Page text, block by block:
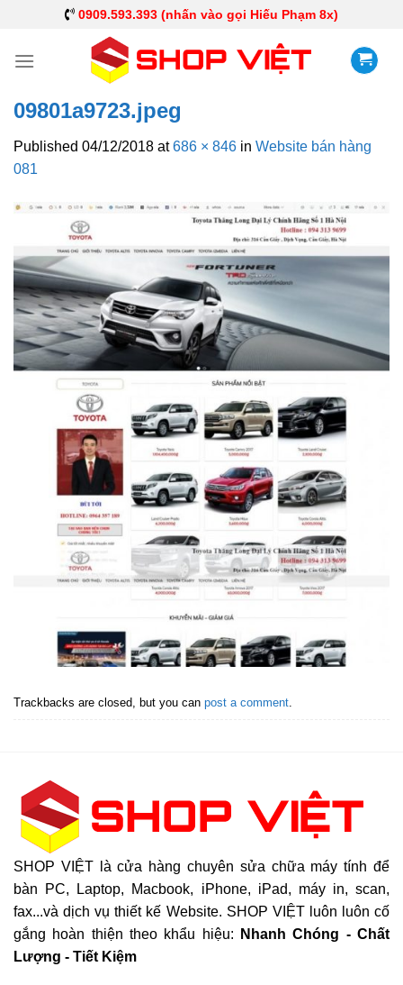
0909.593.393 (nhấn vào gọi Hiếu Phạm 8x)
09801a9723.jpeg
Published 04/12/2018 at686 × 846 in Website bán hàng
081
Trackbacks are closed, but you can post a comment
SHOP VIỆT là cửa hàng chuyên sửa chữa máy tính để
bàn PC, Laptop, Macbook, iPhone, iPad, máy in, scan,
fax...và dịch vụ thiết kế Website. SHOP VIỆT luôn luôn cố
gắng hoàn thiện theo khẩu hiệu:
Nhanh Chóng - Chất
Lượng - Tiết Kiệm